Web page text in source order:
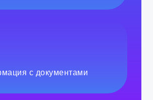
с документами